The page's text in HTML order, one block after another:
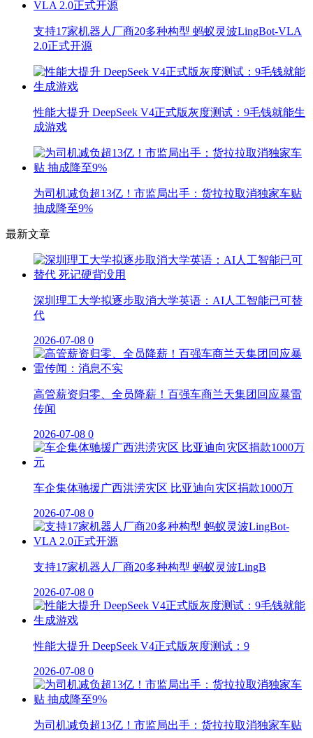
支持17家机器人厂商20多种构型 蚂蚁灵波LingBot-VLA
2.0正式开源
性能大提升 DeepSeek V4正式版灰度测试：9毛钱就能生
成游戏
为司机减负超13亿！市监局出手：货拉拉取消独家车贴
抽成降至9%
最新文章
深圳理工大学拟逐步取消大学英语：AI人工智能已可替
代
2026-07-08 0
高管薪资归零、全员降薪！百强车商兰天集团回应暴雷
传闻
2026-07-08 0
车企集体驰援广西洪涝灾区 比亚迪向灾区捐款1000万
2026-07-08 0
支持17家机器人厂商20多种构型 蚂蚁灵波LingB
2026-07-08 0
性能大提升 DeepSeek V4正式版灰度测试：9
2026-07-08 0
为司机减负超13亿！市监局出手：货拉拉取消独家车贴